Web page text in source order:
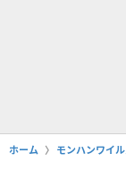
ホーム モンハンワイ